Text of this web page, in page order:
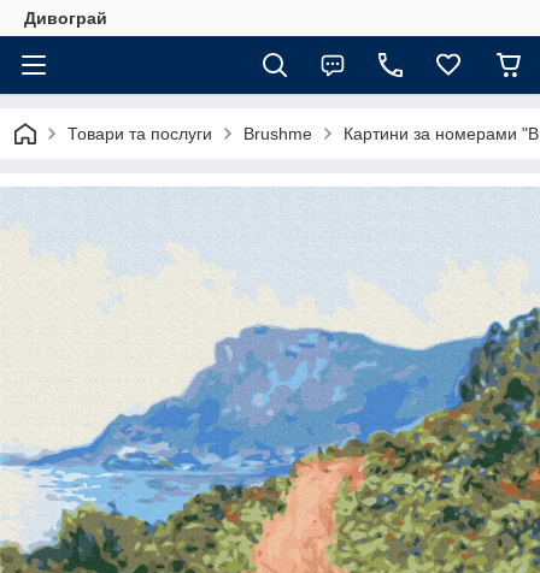
Дивограй
Товари та послуги Brushme Картини за номерами